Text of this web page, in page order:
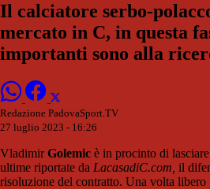
Il calciatore serbo-
mercato in C, in questa
importanti sono alla
Redazione PadovaSport.TV
27 luglio 2023 - 16:26
VladimirGolemic è in procinto di
ultime riportate da LacasadiC.com, il
risoluzione del contratto. Una volta libero